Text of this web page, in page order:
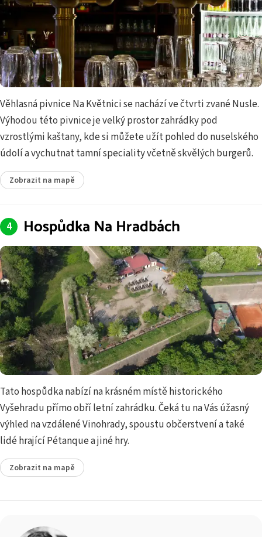
Věhlasná pivnice Na Květnici se nachází ve čtvrti zvané Nusle.
Výhodou této pivnice je velký prostor zahrádky pod
vzrostlými kaštany, kde si můžete užít pohled do nuselského
údolí a vychutnat tamní speciality včetně skvělých burgerů.
Zobrazit na mapě
Hospůdka Na Hradbách
Tato hospůdka nabízí na krásném místě historického
Vyšehradu přímo obří letní zahrádku. Čeká tu na Vás úžasný
výhled na vzdálené Vinohrady, spoustu občerstvení a také
lidé hrající Pétanque a jiné hry.
Zobrazit na mapě